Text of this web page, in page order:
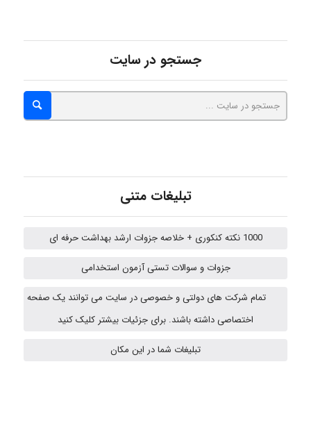
ZAK
vali
fahimeh sheibani
ABOALFZAL ZAREI
جستجو در سایت
تبلیغات متنی
1000 نکته کنکوری + خلاصه جزوات ارشد بهداشت حرفه ای
جزوات و سوالات تستی آزمون استخدامی
تمام شرکت های دولتی و خصوصی در سایت می توانند یک صفحه
اختصاصی داشته باشند. برای جزئیات بیشتر کلیک کنید
تبلیغات شما در این مکان